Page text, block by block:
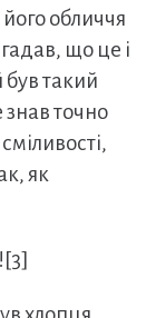
обличчя
що це і
такий
знав точно
як